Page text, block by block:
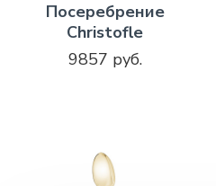
Посеребрение
Christofle
9857 руб.